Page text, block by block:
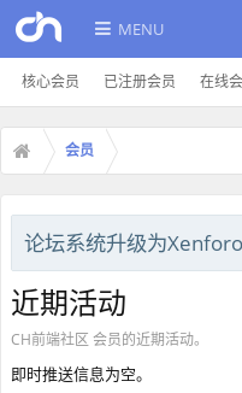
MENU
核心会员 已注册会员 在线
会员
论坛系统升级为
近期活动
CH前端社区 会员的近期活动。
即时推送信息为空。